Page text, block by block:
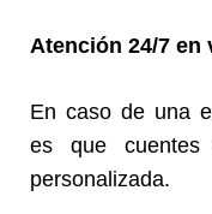
Atención 24/7 en
En caso de una
es que cuentes
personalizada.